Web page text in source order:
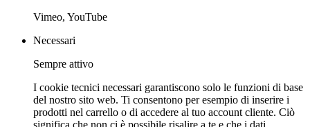
Vimeo, YouTube
Necessari
Sempre attivo
I cookie tecnici necessari garantiscono solo le funzioni di base
del nostro sito web. Ti consentono per esempio di inserire i
prodotti nel carrello o di accedere al tuo account cliente. Ciò
significa che non ci è possibile risalire a te e che i dati